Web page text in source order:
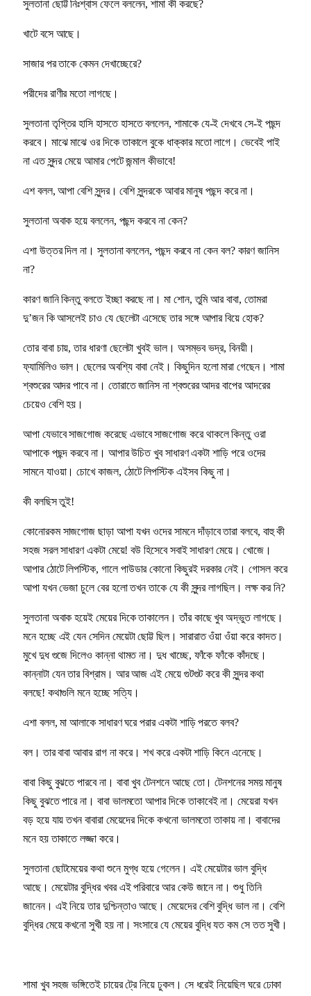
সুলতানা ছোট্ট নিঃশ্বাস ফেলে বললেন, শামা কী করছে?
খাটে বসে আছে।
সাজার পর তাকে কেমন দেখাচ্ছেরে?
পরীদের রাণীর মতো লাগছে।
সুলতানা তৃপ্তির হাসি হাসতে হাসতে বললেন, শামাকে যে-ই দেখবে সে-ই পছন্দ
করবে। মাঝে মাঝে ওর দিকে তাকালে বুকে ধাক্কার মতো লাগে। ভেবেই পাই
না এত সুন্দর মেয়ে আমার পেটে জন্মাল কীভাবে!
এশ বলল, আপা বেশি সুন্দর। বেশি সুন্দরকে আবার মানুষ পছন্দ করে না।
সুলতানা অবাক হয়ে বললেন, পছন্দ করবে না কেন?
এশা উত্তর দিল না। সুলতানা বললেন, পছন্দ করবে না কেন বল? কারণ জানিস
না?
কারণ জানি কিন্তু বলতে ইচ্ছা করছে না। মা শোন, তুমি আর বাবা, তোমরা
দু’জন কি আসলেই চাও যে ছেলেটা এসেছে তার সঙ্গে আপার বিয়ে হোক?
তোর বাবা চায়, তার ধারণা ছেলেটা খুবই ভাল। অসম্ভব ভদ্র, বিনয়ী।
ফ্যামিলিও ভাল। ছেলের অবশ্যি বাবা নেই। কিছুদিন হলো মারা গেছেন। শামা
শ্বশুরের আদর পাবে না। তোরাতে জানিস না শ্বশুরের আদর বাপের আদরের
চেয়েও বেশি হয়।
আপা যেভাবে সাজগোজ করেছে এভাবে সাজগোজ করে থাকলে কিন্তু ওরা
আপাকে পছন্দ করবে না। আপার উচিত খুব সাধারণ একটা শাড়ি পরে ওদের
সামনে যাওয়া। চোখে কাজল, ঠোটে লিপস্টিক এইসব কিছু না।
কী বলছিস তুই!
কোনোরকম সাজগোজ ছাড়া আপা যখন ওদের সামনে দাঁড়াবে তারা বলবে, বাহু কী
সহজ সরল সাধারণ একটা মেয়ে! বউ হিসেবে সবাই সাধারণ মেয়ে। খোজে।
আপার ঠোটে লিপস্টিক, গালে পাউডার কোনো কিছুরই দরকার নেই। গোসল করে
আপা যখন ভেজা চুলে বের হলো তখন তাকে যে কী সুন্দর লাগছিল। লক্ষ কর নি?
সুলতানা অবাক হয়েই মেয়ের দিকে তাকালেন। তাঁর কাছে খুব অদ্ভুত লাগছে।
মনে হচ্ছে এই যেন সেদিন মেয়েটা ছোট্ট ছিল। সারারাত ওঁয়া ওঁয়া করে কাদত।
মুখে দুধ গুজে দিলেও কান্না থামত না। দুধ খাচ্ছে, ফাঁকে ফাঁকে কাঁদছে।
কান্নাটা যেন তার বিশ্রাম। আর আজ এই মেয়ে গুটগুট করে কী সুন্দর কথা
বলছে! কথাগুলি মনে হচ্ছে সত্যি।
এশা বলল, মা আলাকে সাধারণ ঘরে পরার একটা শাড়ি পরতে বলব?
বল। তার বাবা আবার রাগ না করে। শখ করে একটা শাড়ি কিনে এনেছে।
বাবা কিছু বুঝতে পারবে না। বাবা খুব টেনশনে আছে তো। টেনশনের সময় মানুষ
কিছু বুঝতে পারে না। বাবা ভালমতো আপার দিকে তাকাবেই না। মেয়েরা যখন
বড় হয়ে যায় তখন বাবারা মেয়েদের দিকে কখনো ভালমতো তাকায় না। বাবাদের
মনে হয় তাকাতে লজ্জা করে।
সুলতানা ছোটমেয়ের কথা শুনে মুগ্ধ হয়ে গেলেন। এই মেয়েটার ভাল বুদ্ধি
আছে। মেয়েটার বুদ্ধির খবর এই পরিবারে আর কেউ জানে না। শুধু তিনি
জানেন। এই নিয়ে তার দুশ্চিন্তাও আছে। মেয়েদের বেশি বুদ্ধি ভাল না। বেশি
বুদ্ধির মেয়ে কখনো সুখী হয় না। সংসারে যে মেয়ের বুদ্ধি যত কম সে তত সুখী।
শামা খুব সহজ ভঙ্গিতেই চায়ের ট্রে নিয়ে ঢুকল। সে ধরেই নিয়েছিল ঘরে ঢোকা